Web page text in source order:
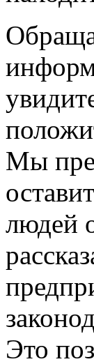
Мы
людей
Это